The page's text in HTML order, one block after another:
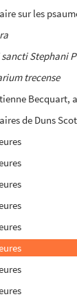
Stephani
trecense
Becquart,
de Duns